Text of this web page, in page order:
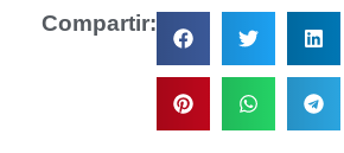
Compartir: